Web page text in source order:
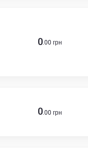
0.00 грн
0.00 грн